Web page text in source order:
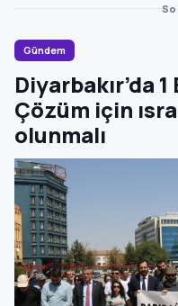
Gündem
Diyarbakır’da
Çözüm için
olunmalı